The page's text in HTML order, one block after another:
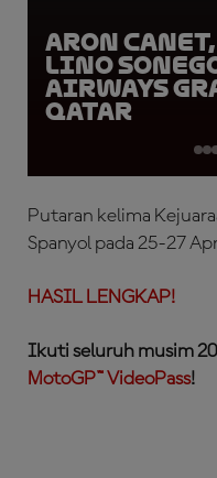
Aron
Lino
Airways
Qatar
Putaran kelima
Spanyol pada 25-27
HASIL LENGKAP!
Ikuti seluruh musim
MotoGP™ VideoPass!